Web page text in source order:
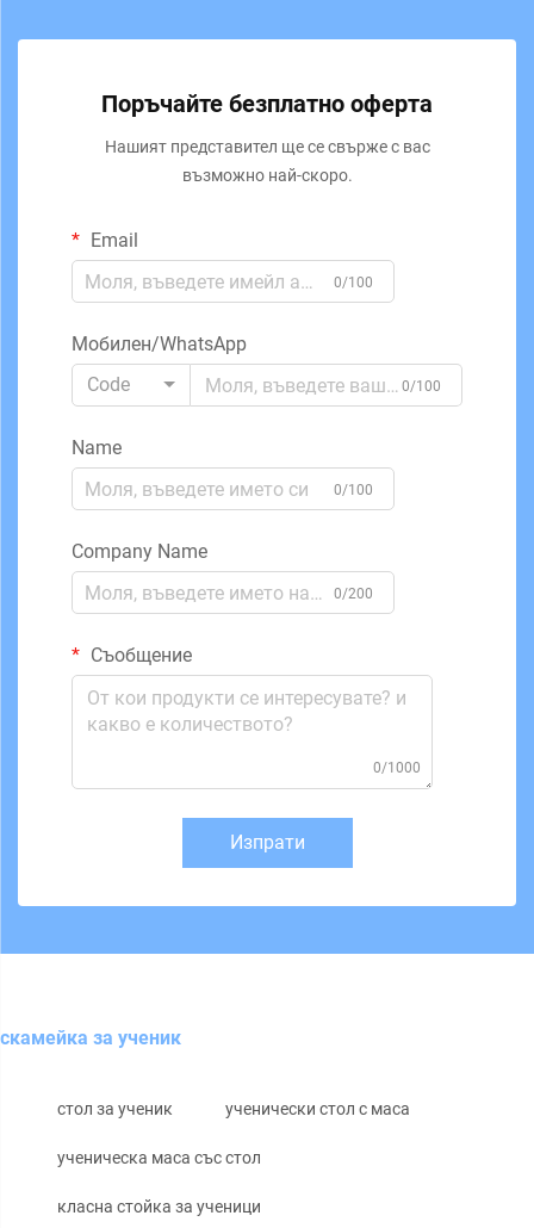
Поръчайте безплатно оферта
Нашият представител ще се свърже с вас
възможно най-скоро.
Email
0/100
Мобилен/WhatsApp
Code
0/100
Name
0/100
Company Name
0/200
Съобщение
0/1000
Изпрати
скамейка за ученик
стол за ученик ученически стол с маса
ученическа маса със стол
класна стойка за ученици